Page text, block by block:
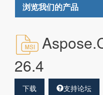
浏览我们的产品
26.4
下载 支持论坛